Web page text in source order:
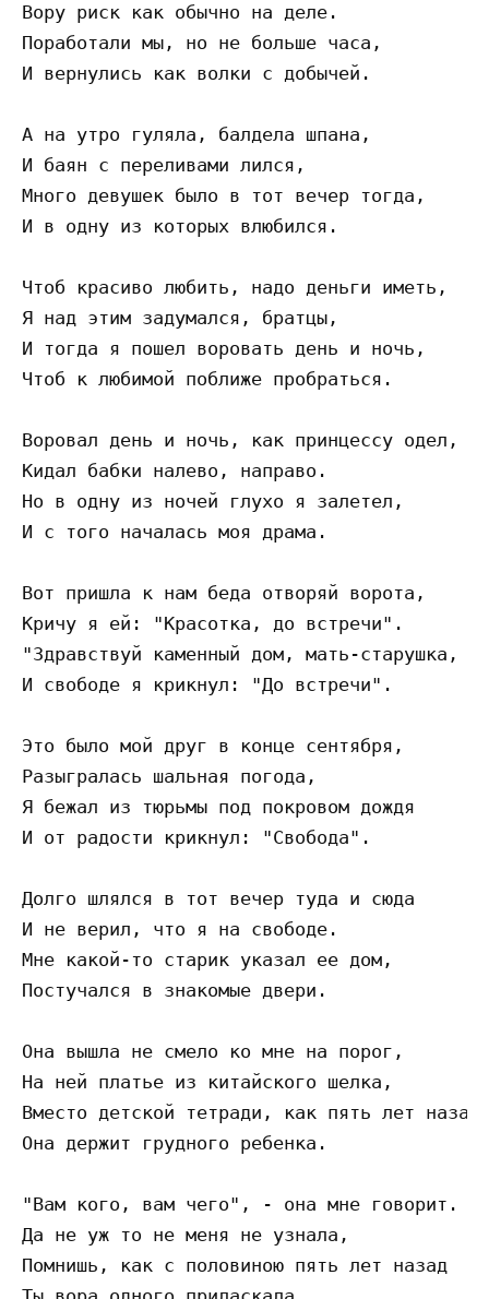
Вору риск как обычно на деле.
Поработали мы, но не больше часа,
И вернулись как волки с добычей.
А на утро гуляла, балдела шпана,
И баян с переливами лился,
Много девушек было в тот вечер тогда,
И в одну из которых влюбился.
Чтоб красиво любить, надо деньги иметь,
Я над этим задумался, братцы,
И тогда я пошел воровать день и ночь,
Чтоб к любимой поближе пробраться.
Воровал день и ночь, как принцессу одел,
Кидал бабки налево, направо.
Но в одну из ночей глухо я залетел,
И с того началась моя драма.
Вот пришла к нам беда отворяй ворота,
Кричу я ей: "Красотка, до встречи".
"Здравствуй каменный дом, мать-старушка,
И свободе я крикнул: "До встречи".
Это было мой друг в конце сентября,
Разыгралась шальная погода,
Я бежал из тюрьмы под покровом дождя
И от радости крикнул: "Свобода".
Долго шлялся в тот вечер туда и сюда
И не верил, что я на свободе.
Мне какой-то старик указал ее дом,
Постучался в знакомые двери.
Она вышла не смело ко мне на порог,
На ней платье из китайского шелка,
Вместо детской тетради, как пять лет
Она держит грудного ребенка.
"Вам кого, вам чего", - она мне говорит.
Да не уж то не меня не узнала,
Помнишь, как с половиною пять лет назад